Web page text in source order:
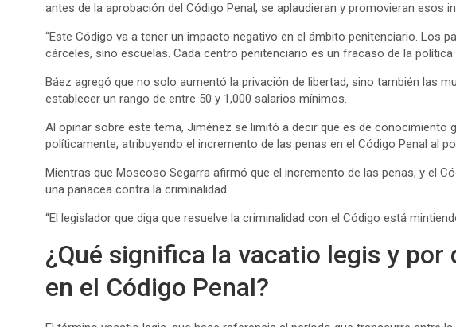
antes de la aprobación del Código Penal, se aplaudieran y promovieran esos
“Este Código va a tener un impacto negativo en el ámbito penitenciario. Los
cárceles, sino escuelas. Cada centro penitenciario es un fracaso de la política
Báez agregó que no solo aumentó la privación de libertad, sino también las
establecer un rango de entre 50 y 1,000 salarios mínimos.
Al opinar sobre este tema, Jiménez se limitó a decir que es de conocimiento
políticamente, atribuyendo el incremento de las penas en el Código Penal al
Mientras que Moscoso Segarra afirmó que el incremento de las penas, y el
una panacea contra la criminalidad.
“El legislador que diga que resuelve la criminalidad con el Código está
¿Qué significa la vacatio legis y por
en el Código Penal?